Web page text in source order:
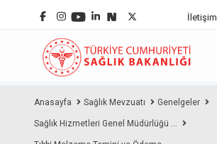
İletişim
Anasayfa Sağlık Mevzuatı Genelgeler
Sağlık Hizmetleri Genel Müdürlüğü ...